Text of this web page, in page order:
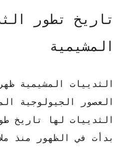
تاريخ تطور
المشيمية
الثدييات المشيمية
العصور الجيولوجية
الثدييات لها تاريخ
بدأت في الظهور منذ